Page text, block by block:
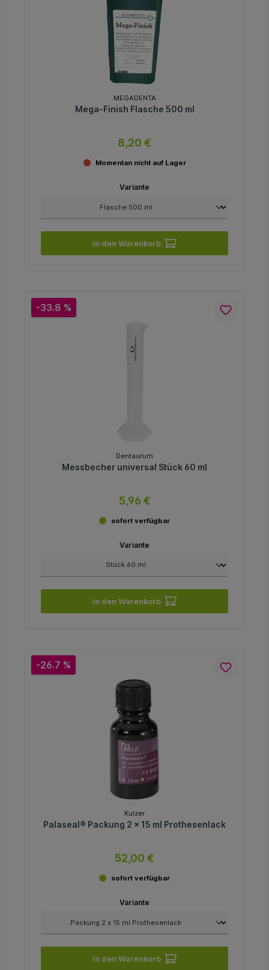
MEGADENTA
Mega-Finish Flasche 500 ml
8,20 €
Momentan nicht auf Lager
Variante
In den Warenkorb
-33.8 %
Dentaurum
Messbecher universal Stück 60 ml
5,96 €
sofort verfügbar
Variante
In den Warenkorb
-26.7 %
Kulzer
Palaseal® Packung 2 x 15 ml Prothesenlack
52,00 €
sofort verfügbar
Variante
In den Warenkorb